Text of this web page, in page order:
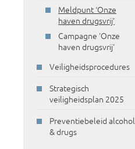
Meldpunt ‘Onze
haven drugsvrij’
Campagne 'Onze
haven drugsvrij'
Veiligheidsprocedures
Strategisch
veiligheidsplan 2025
Preventiebeleid alcohol
& drugs